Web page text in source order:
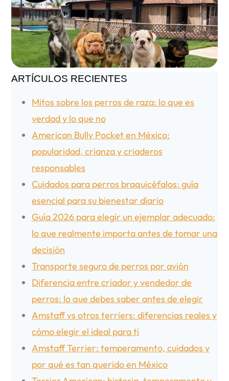
ARTÍCULOS RECIENTES
Mitos sobre los perros de raza: lo que es
verdad y lo que no
American Bully Pocket en México:
popularidad, crianza y criaderos
responsables
Cuidados para perros braquicéfalos: guía
esencial para su bienestar diario
Guía 2026 para elegir un ejemplar adecuado:
lo que realmente importa antes de tomar una
decisión
Transporte seguro de perros por avión
Diferencia entre criador y vendedor de
perros: lo que debes saber antes de elegir
Amstaff vs otros terriers: diferencias reales y
cómo elegir el ideal para ti
Amstaff Terrier: temperamento, cuidados y
por qué es tan querido en México